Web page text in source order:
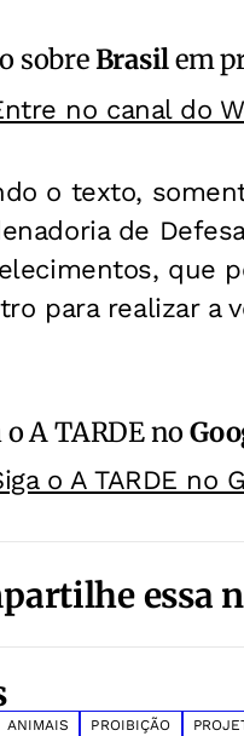
sobreBrasilem
no canal do
o texto,
de
que
para realizar a
o A TARDE no
o A TARDE no
essa
ANIMAIS PROIBIÇÃO